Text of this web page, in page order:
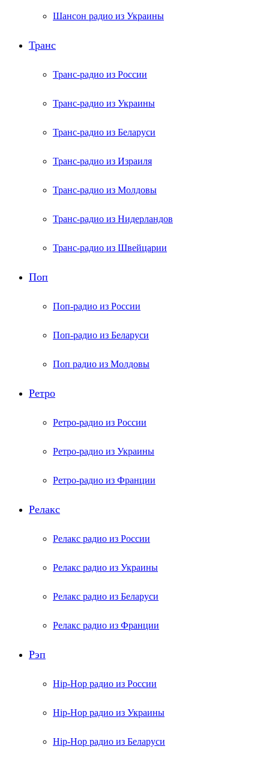
Шансон радио из Украины
Транс
Транс-радио из России
Транс-радио из Украины
Транс-радио из Беларуси
Транс-радио из Израиля
Транс-радио из Молдовы
Транс-радио из Нидерландов
Транс-радио из Швейцарии
Поп
Поп-радио из России
Поп-радио из Беларуси
Поп радио из Молдовы
Ретро
Ретро-радио из России
Ретро-радио из Украины
Ретро-радио из Франции
Релакс
Релакс радио из России
Релакс радио из Украины
Релакс радио из Беларуси
Релакс радио из Франции
Рэп
Hip-Hop радио из России
Hip-Hop радио из Украины
Hip-Hop радио из Беларуси